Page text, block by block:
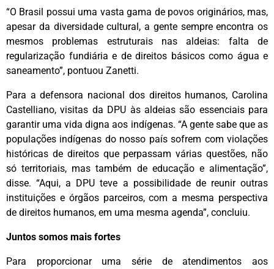
“O Brasil possui uma vasta gama de povos originários, mas,
apesar da diversidade cultural, a gente sempre encontra os
mesmos problemas estruturais nas aldeias: falta de
regularização fundiária e de direitos básicos como água e
saneamento”, pontuou Zanetti.
Para a defensora nacional dos direitos humanos, Carolina
Castelliano, visitas da DPU às aldeias são essenciais para
garantir uma vida digna aos indígenas. “A gente sabe que as
populações indígenas do nosso país sofrem com violações
históricas de direitos que perpassam várias questões, não
só territoriais, mas também de educação e alimentação”,
disse. “Aqui, a DPU teve a possibilidade de reunir outras
instituições e órgãos parceiros, com a mesma perspectiva
de direitos humanos, em uma mesma agenda”, concluiu.
Juntos somos mais fortes
Para proporcionar uma série de atendimentos aos